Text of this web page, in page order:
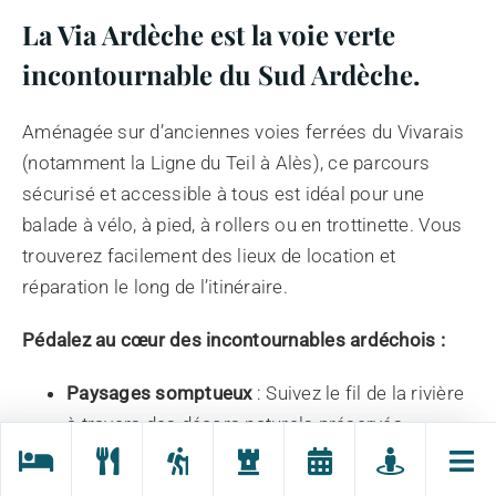
La Via Ardèche est la voie verte
incontournable du Sud Ardèche.
Aménagée sur d’anciennes voies ferrées du Vivarais
(notamment la Ligne du Teil à Alès), ce parcours
sécurisé et accessible à tous est idéal pour une
balade à vélo, à pied, à rollers ou en trottinette. Vous
trouverez facilement des lieux de location et
réparation le long de l’itinéraire.
Pédalez au cœur des incontournables ardéchois :
Paysages somptueux: Suivez le fil de la rivière
à travers des décors naturels préservés.
Villages de caractère :Traversez ou rejoignez